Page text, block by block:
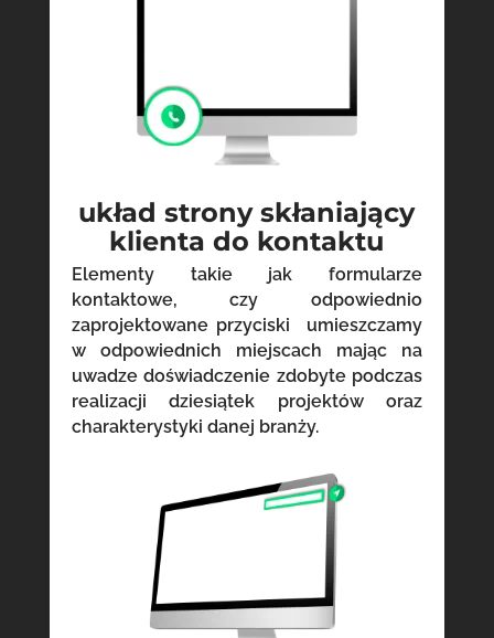
układ strony skłaniający
klienta do kontaktu
Elementy takie jak formularze
kontaktowe, czy odpowiednio
zaprojektowane przyciski umieszczamy
w odpowiednich miejscach mając na
uwadze doświadczenie zdobyte podczas
realizacji dziesiątek projektów oraz
charakterystyki danej branży.